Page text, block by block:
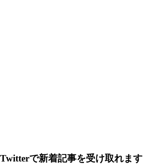
Twitterで新着記事を受け取れます